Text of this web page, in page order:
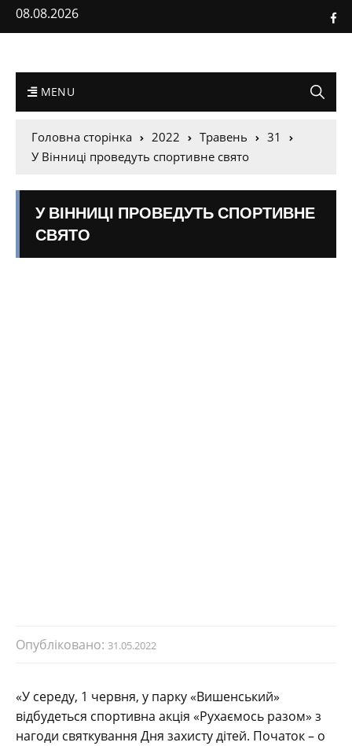
08.08.2026
MENU
Головна сторінка 2022 Травень
31
У Вінниці проведуть спортивне свято
У ВІННИЦІ ПРОВЕДУТЬ СПОРТИВНЕ
СВЯТО
Опубліковано: 31.05.2022
«У середу, 1 червня, у парку «Вишенський»
відбудеться спортивна акція «Рухаємось разом» з
нагоди святкування Дня захисту дітей. Початок – о